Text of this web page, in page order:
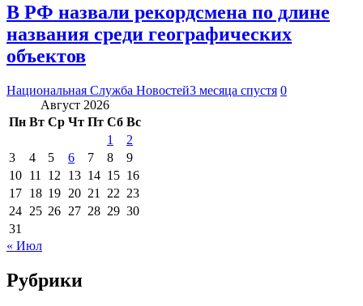
В РФ назвали рекордсмена по длине
названия среди географических
объектов
Национальная Служба Новостей3 месяца спустя 0
Август 2026
Пн Вт Ср Чт Пт Сб Вс
1
2
3
4 5 6 7 8
9
10 11 12 13 14 15 16
17 18 19 20 21 22 23
24 25 26 27 28 29 30
31
« Июл
Рубрики